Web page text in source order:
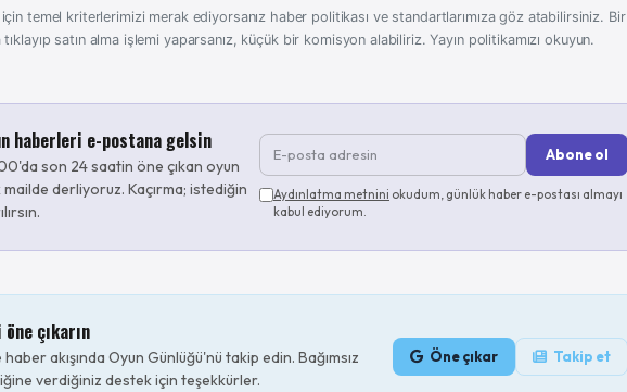
temel kriterlerimizi merak ediyorsanız haber politikası ve standartlarımıza göz atabilirsiniz. Bir
tıklayıp satın alma işlemi yaparsanız, küçük bir komisyon alabiliriz.Yayın politikamızı okuyun.
haberleri e-postana gelsin
son 24 saatin öne çıkan oyun
derliyoruz. Kaçırma; istediğin
Abone ol
Aydınlatma metnini okudum, günlük haber e-postası almayı
kabul ediyorum.
çıkarın
akışında Oyun Günlüğü'nü takip edin. Bağımsız
verdiğiniz destek için teşekkürler.
Öne çıkar Takip et